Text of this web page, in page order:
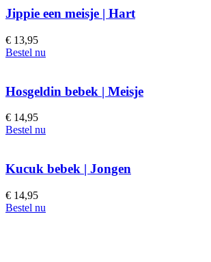
Jippie een meisje | Hart
€ 13,95
Bestel nu
Hosgeldin bebek | Meisje
€ 14,95
Bestel nu
Kucuk bebek | Jongen
€ 14,95
Bestel nu